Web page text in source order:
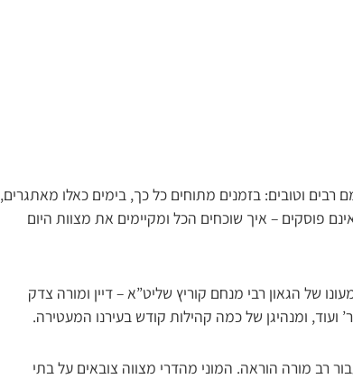
וטובים: בזמנים מתוחים כל כך, בימים כאלו מאתגרים,
פוסקים – איך שוכחים הכל ומקיימים את מצוות היום
של הגאון רבי מנחם קוריץ שליט”א – דיין ומורה צדק
ועוד, ומנהיגן של כמה קהילות קודש בעירנו המעטירה.
רב מורה הוראה. המוני מהדרי מצווה צובאים על בתי